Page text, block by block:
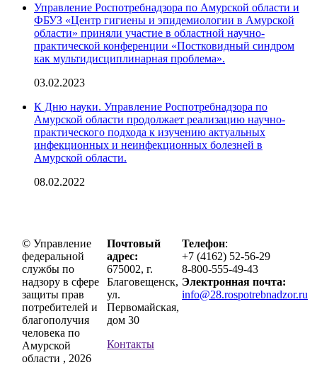
Управление Роспотребнадзора по Амурской области и
ФБУЗ «Центр гигиены и эпидемиологии в Амурской
области» приняли участие в областной научно-
практической конференции «Постковидный синдром
как мультидисциплинарная проблема».
03.02.2023
К Дню науки. Управление Роспотребнадзора по
Амурской области продолжает реализацию научно-
практического подхода к изучению актуальных
инфекционных и неинфекционных болезней в
Амурской области.
08.02.2022
© Управление
федеральной
службы по
надзору в сфере
защиты прав
потребителей и
благополучия
человека по
Амурской
области , 2026
Почтовый
адрес:
675002, г.
Благовещенск,
ул.
Первомайская,
дом 30
Контакты
Телефон:
+7 (4162) 52-56-29
8-800-555-49-43
Электронная почта:
info@28.rospotrebnadzor.ru